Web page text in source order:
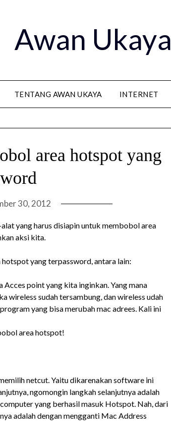
Awan Ukaya
TENTANG AWAN UKAYA INTERNET
area hotspot yang
30, 2012
yang harus disiapin untuk membobol area
aksi kita.
yang terpassword, antara lain:
point yang kita inginkan. Yang mana
sudah tersambung, dan wireless udah
yang bisa merubah mac adrees. Kali ini
area hotspot!
netcut. Yaitu dikarenakan software ini
ngomongin langkah selanjutnya adalah
yang berhasil masuk Hotspot. Nah, dari
adalah dengan mengganti Mac Address